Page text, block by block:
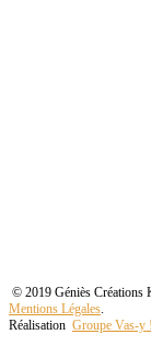
© 2019 Géniès Créations
Mentions Légales.
Réalisation Groupe Vas-y !